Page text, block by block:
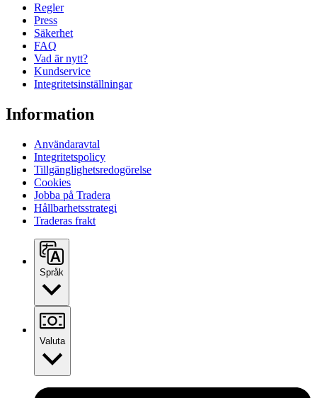
Regler
Press
Säkerhet
FAQ
Vad är nytt?
Kundservice
Integritetsinställningar
Information
Användaravtal
Integritetspolicy
Tillgänglighetsredogörelse
Cookies
Jobba på Tradera
Hållbarhetsstrategi
Traderas frakt
Språk
Valuta